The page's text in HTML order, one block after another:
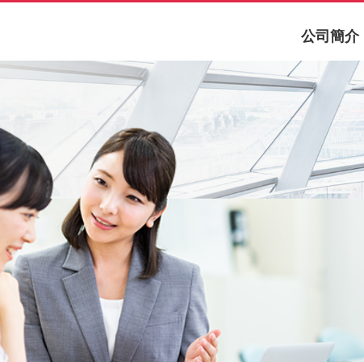
公司簡介